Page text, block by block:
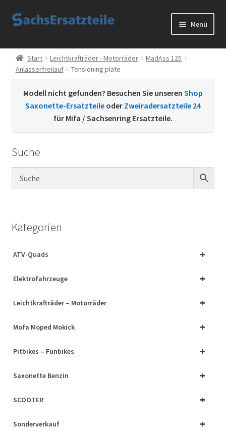
Zur
Zum
Menü
Start
AGB
Datenschutzerklärung
Kontakt
Sachs Ersatzteile
Über uns
Start Leichtkrafträder - Motorräder
MadAss 125
Anlasserfreilauf
Tensioning plate
Modell nicht gefunden? Besuchen Sie unseren Shop
Saxonette-Ersatzteile oder Zweiradersatzteile 24
für Mifa / Sachsenring Ersatzteile.
Suche
Kategorien
+
ATV-Quads
+
Elektrofahrzeuge
+
Leichtkrafträder – Motorräder
+
Mofa Moped Mokick
+
Pitbikes – Funbikes
+
Saxonette Benzin
+
SCOOTER
+
Sonderverkauf